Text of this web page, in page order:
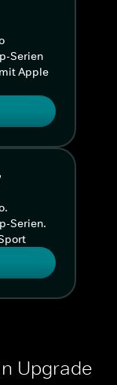
Serien
Apple
Serien.
Upgrade